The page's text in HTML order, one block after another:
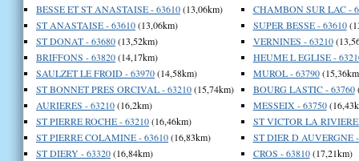
BESSE ET ST ANASTAISE - 63610(13,06km)
ST ANASTAISE - 63610(13,06km)
ST DONAT - 63680(13,52km)
BRIFFONS - 63820(14,17km)
SAULZET LE FROID - 63970(14,58km)
ST BONNET PRES ORCIVAL - 63210(15,74km)
AURIERES - 63210(16,2km)
ST PIERRE ROCHE - 63210(16,46km)
ST PIERRE COLAMINE - 63610(16,83km)
ST DIERY - 63320(16,84km)
CHAMBON SUR LAC -
SUPER BESSE - 63610
VERNINES - 63210
HEUME L EGLISE -
MUROL - 63790
BOURG LASTIC - 63760
MESSEIX - 63750
ST VICTOR LA RIVIERE
ST DIER D AUVERGNE
CROS - 63810(17,21km)